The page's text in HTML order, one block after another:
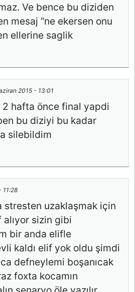
Ve bence bu diziden
mesaj “ne ekersen onu
ellerine saglik
2015 - 13:01
hafta önce final yapdi
bu diziyi bu kadar
silebildim
11:28
stresten uzaklaşmak için
sizin gibi
bir anda elifle
kaldı elif yok oldu şimdi
defneylemi boşanıcak
foxta kocamın